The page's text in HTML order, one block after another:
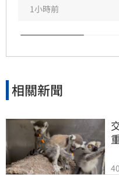
切勿強行切入，以防
提醒用路人，行經
車保持適當安全間距
1小時前
相關新聞